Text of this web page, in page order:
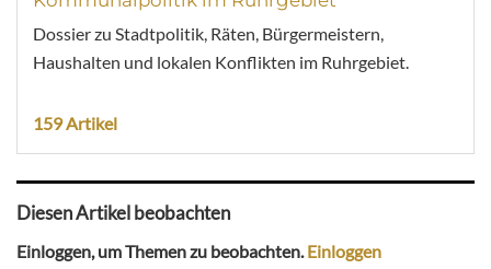
Dossier zu Stadtpolitik, Räten, Bürgermeistern,
Haushalten und lokalen Konflikten im Ruhrgebiet.
159 Artikel
Diesen Artikel beobachten
Einloggen, um Themen zu beobachten.Einloggen